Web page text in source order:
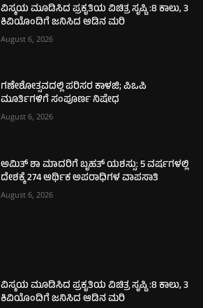
ವಿಸ್ಮಯ ಮೂಡಿಸಿದ ಪ್ರಕೃತಿಯ ವಿಚಿತ್ರ ಸೃಷ್ಟಿ :8 ಕಾಲು, 3
ಕಿವಿಯೊಂದಿಗೆ ಜನಿಸಿದ ಆಡಿನ ಮರಿ
August 6, 2026
ಗಣೇಶೋತ್ಸವದಲ್ಲಿ ಪರಿಸರ ಕಾಳಜಿ; ಪಿಒಪಿ
ಮೂರ್ತಿಗಳಿಗೆ ಸಂಪೂರ್ಣ ನಿಷೇಧ
August 6, 2026
ಅಮಿತ್ ಶಾ ಮಾದರಿಗೆ ಬೃಹತ್ ಯಶಸ್ಸು: 5 ವರ್ಷಗಳಲ್ಲಿ
ದೇಶಕ್ಕೆ 274 ಆರ್ಥಿಕ ಅಪರಾಧಿಗಳ ವಾಪಸಾತಿ
August 6, 2026
ವಿಸ್ಮಯ ಮೂಡಿಸಿದ ಪ್ರಕೃತಿಯ ವಿಚಿತ್ರ ಸೃಷ್ಟಿ :8 ಕಾಲು, 3
ಕಿವಿಯೊಂದಿಗೆ ಜನಿಸಿದ ಆಡಿನ ಮರಿ